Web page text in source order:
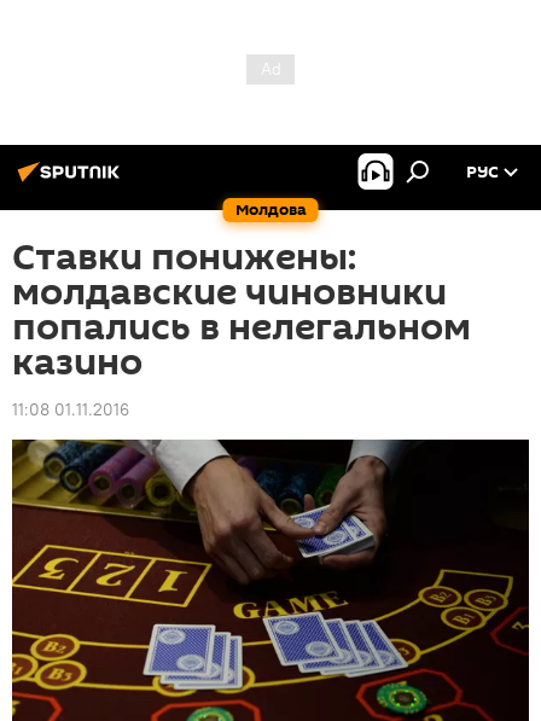
Молдова
РУС
Ставки понижены:
молдавские чиновники
попались в нелегальном
казино
11:08 01.11.2016